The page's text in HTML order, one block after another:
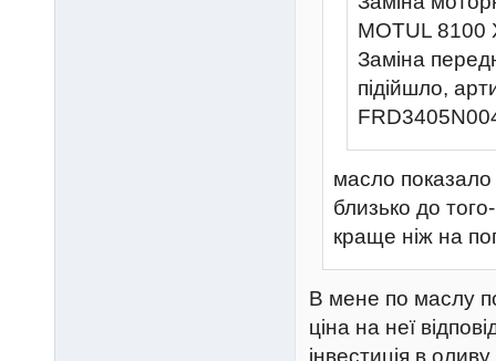
MOTUL 8100
Заміна
підійшло,
масло
близько до
краще ніж на
В мене по маслу
ціна на неї